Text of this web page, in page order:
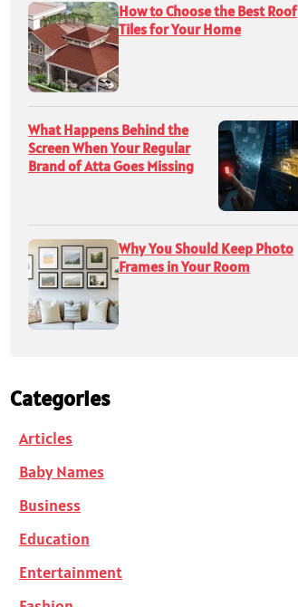
How to Choose the Best Roof
Tiles for Your Home
What Happens Behind the
Screen When Your Regular
Brand of Atta Goes Missing
Why You Should Keep Photo
Frames in Your Room
Categories
Articles
Baby Names
Business
Education
Entertainment